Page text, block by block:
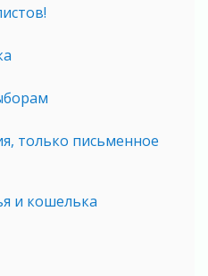
только письменное
и кошелька